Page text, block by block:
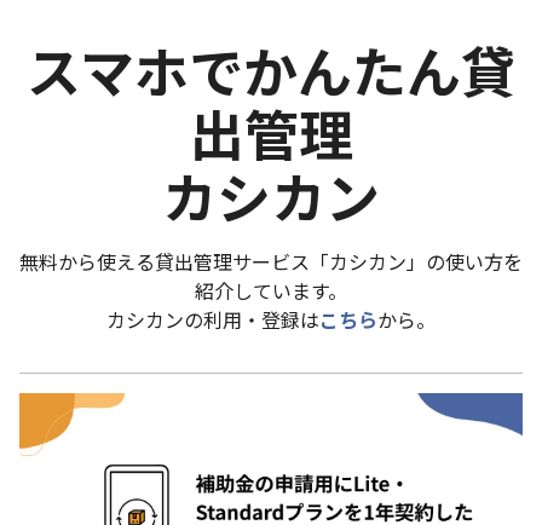
スマホでかんたん貸
出管理
カシカン
無料から使える貸出管理サービス「カシカン」の使い方を
紹介しています。
カシカンの利用・登録はこちらから。